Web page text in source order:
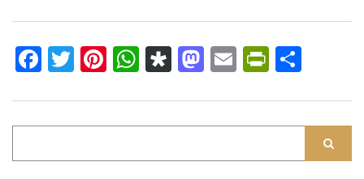
Facebook
Twitter
Pinterest
WhatsApp
Diaspora
Mastodon
Email